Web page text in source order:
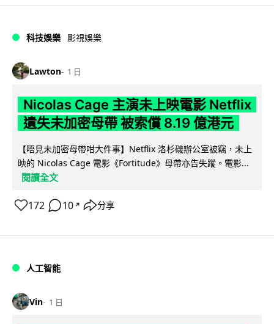
科技娛樂 影視娛樂
Lawton 1 日
Nicolas Cage 主演未上映電影 Netflix
遺失未加密母帶 被索償 8.19 億港元
【唔見未加密母帶咁大件事】Netflix 洛杉磯辦公室被竊，未上
映的 Nicolas Cage 電影《Fortitude》母帶亦告失蹤。電影...
閱讀全文
172 10 ↗ 分享
人工智能
Vin 1 日